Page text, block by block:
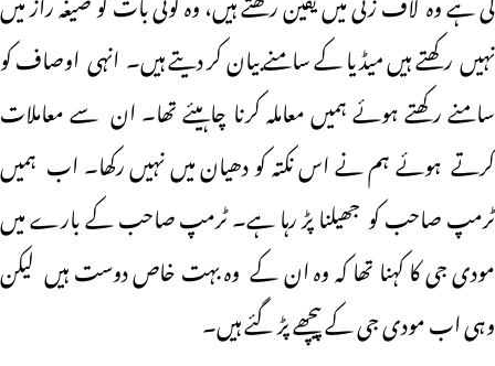
نہیں رکھتے ہیں میڈیا کے سامنے بیان کر دیتے ہیں۔ انہی اوصاف کو
سامنے رکھتے ہوئے ہمیں معاملہ کرنا چاہیئے تھا۔ ان سے معاملات
کرتے ہوئے ہم نے اس نکتہ کو دھیان میں نہیں رکھا۔ اب ہمیں
ٹرمپ صاحب کو جھیلنا پڑ رہا ہے۔ ٹرمپ صاحب کے بارے میں
مودی جی کا کہنا تھا کہ وہ ان کے وہ بہت خاص دوست ہیں لیکن
وہی اب مودی جی کے پیچھے پڑ گئے ہیں۔